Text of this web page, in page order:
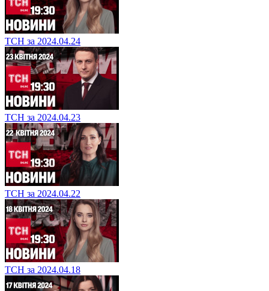
ТСН за 2024.04.24
ТСН за 2024.04.23
ТСН за 2024.04.22
ТСН за 2024.04.18